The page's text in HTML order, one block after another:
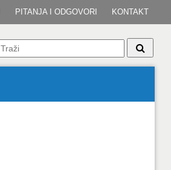
PITANJA I ODGOVORI KONTAKT